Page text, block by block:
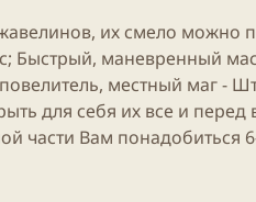
их смело можно
Быстрый, маневренный
местный маг -
для себя их все и
части Вам понадобиться